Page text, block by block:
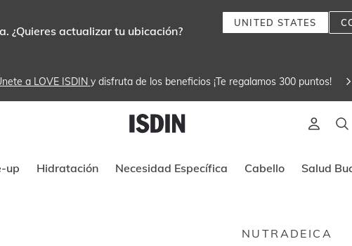
¿Quieres actualizar tu ubicación?
UNITED STATES
a LOVE ISDIN y disfruta de los beneficios ¡Te regalamos 300 puntos!
Instrucciones de navegación por teclado
up Hidratación Necesidad Específica Cabello Salud
NUTRADEICA